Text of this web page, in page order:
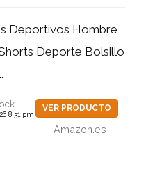
Deportivos Hombre
Deporte Bolsillo
8:31 pm
VER PRODUCTO
Amazon.es